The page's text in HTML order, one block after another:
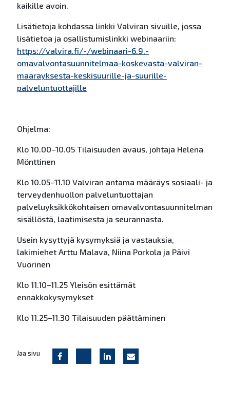
kaikille avoin.
Lisätietoja kohdassa linkki Valviran sivuille, jossa
lisätietoa ja osallistumislinkki webinaariin:
https://valvira.fi/-/webinaari-6.9.-
omavalvontasuunnitelmaa-koskevasta-valviran-
maarayksesta-keskisuurille-ja-suurille-
palveluntuottajille
Ohjelma:
Klo 10.00–10.05 Tilaisuuden avaus, johtaja Helena
Mönttinen
Klo 10.05–11.10 Valviran antama määräys sosiaali- ja
terveydenhuollon palveluntuottajan
palveluyksikkökohtaisen omavalvontasuunnitelman
sisällöstä, laatimisesta ja seurannasta.
Usein kysyttyjä kysymyksiä ja vastauksia,
lakimiehet Arttu Malava, Niina Porkola ja Päivi
Vuorinen
Klo 11.10–11.25 Yleisön esittämät
ennakkokysymykset
Klo 11.25–11.30 Tilaisuuden päättäminen
Jaa sivu